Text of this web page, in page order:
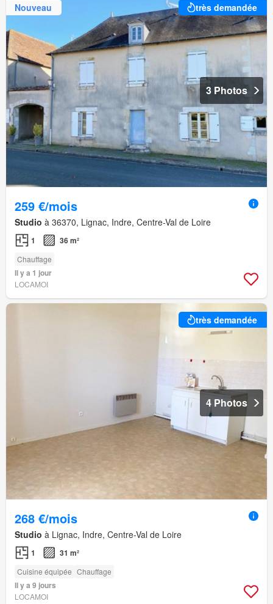
Nouveau très demandée
3 Photos
259 €/mois
Studio à 36370, Lignac, Indre, Centre-Val de Loire
1 36 m²
Chauffage
Il y a 1 jour
LOCAMOI
très demandée
4 Photos
268 €/mois
Studio à Lignac, Indre, Centre-Val de Loire
1 31 m²
Cuisine équipée Chauffage
Il y a 9 jours
LOCAMOI